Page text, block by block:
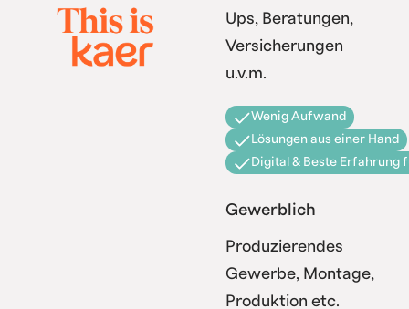
Ups, Beratungen,
Versicherungen
u.v.m.
Wenig Aufwand
Lösungen aus einer Hand
Digital & Beste Erfahrung
Gewerblich
Produzierendes
Gewerbe, Montage,
Produktion etc.